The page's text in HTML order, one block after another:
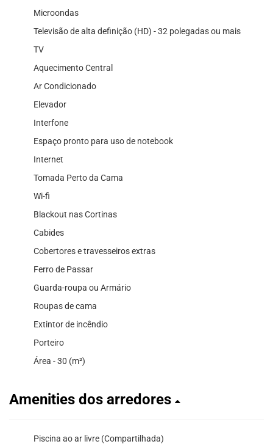
Microondas
Televisão de alta definição (HD) - 32 polegadas ou mais
TV
Aquecimento Central
Ar Condicionado
Elevador
Interfone
Espaço pronto para uso de notebook
Internet
Tomada Perto da Cama
Wi-fi
Blackout nas Cortinas
Cabides
Cobertores e travesseiros extras
Ferro de Passar
Guarda-roupa ou Armário
Roupas de cama
Extintor de incêndio
Porteiro
Área - 30 (m²)
Amenities dos arredores
Piscina ao ar livre (Compartilhada)